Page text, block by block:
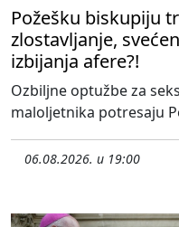
Požešku biskupiju
zlostavljanje,
izbijanja afere?!
Ozbiljne optužbe za
maloljetnika potresaju
06.08.2026. u 19:00